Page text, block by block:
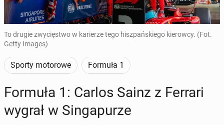
To drugie zwycięstwo w karierze tego hiszpańskiego kierowcy. (Fot.
Getty Images)
Sporty motorowe Formuła 1
Formuła 1: Carlos Sainz z Ferrari
wygrał w Sin­ga­pu­rze